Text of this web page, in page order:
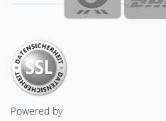
Powered by